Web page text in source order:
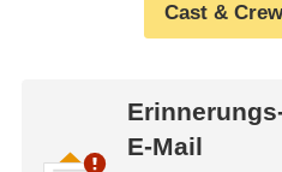
Cast &
E-Mail